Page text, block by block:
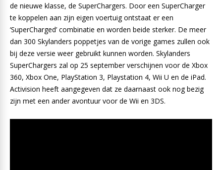
de nieuwe klasse, de SuperChargers. Door een SuperCharger
te koppelen aan zijn eigen voertuig ontstaat er een
‘SuperCharged’ combinatie en worden beide sterker. De meer
dan 300 Skylanders poppetjes van de vorige games zullen ook
bij deze versie weer gebruikt kunnen worden. Skylanders
SuperChargers zal op 25 september verschijnen voor de Xbox
360, Xbox One, PlayStation 3, Playstation 4, Wii U en de iPad.
Activision heeft aangegeven dat ze daarnaast ook nog bezig
zijn met een ander avontuur voor de Wii en 3DS.